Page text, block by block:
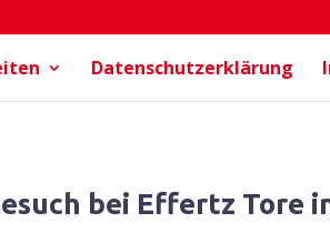
Datenschutzerklärung
bei Effertz Tore